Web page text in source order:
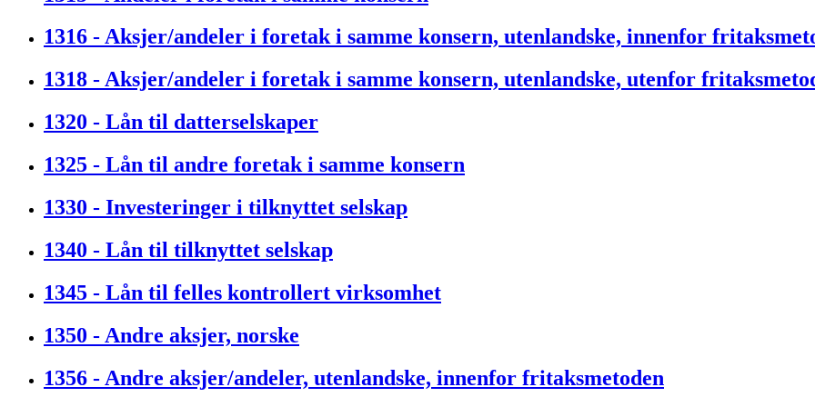
1316 - Aksjer/andeler i foretak i samme konsern, utenlandske, innenfor
1318 - Aksjer/andeler i foretak i samme konsern, utenlandske, utenfor
1320 - Lån til datterselskaper
1325 - Lån til andre foretak i samme konsern
1330 - Investeringer i tilknyttet selskap
1340 - Lån til tilknyttet selskap
1345 - Lån til felles kontrollert virksomhet
1350 - Andre aksjer, norske
1356 - Andre aksjer/andeler, utenlandske, innenfor fritaksmetoden